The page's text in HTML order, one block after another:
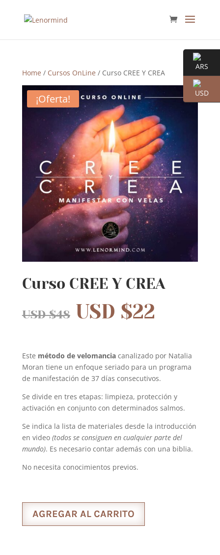
Home / Cursos OnLine / Curso CREE Y CREA
¡Oferta!
Curso CREE Y CREA
USD $48 USD $22
Este método de velomanciacanalizado por Natalia
Moran tiene un enfoque seriado para un programa
de manifestación de 37 días consecutivos.
Se divide en tres etapas: limpieza, protección y
activación en conjunto con determinados salmos.
Se indica la lista de materiales desde la introducción
en video(todos se consiguen en cualquier parte del
mundo). Es necesario contar además con una biblia.
No necesita conocimientos previos.
AGREGAR AL CARRITO